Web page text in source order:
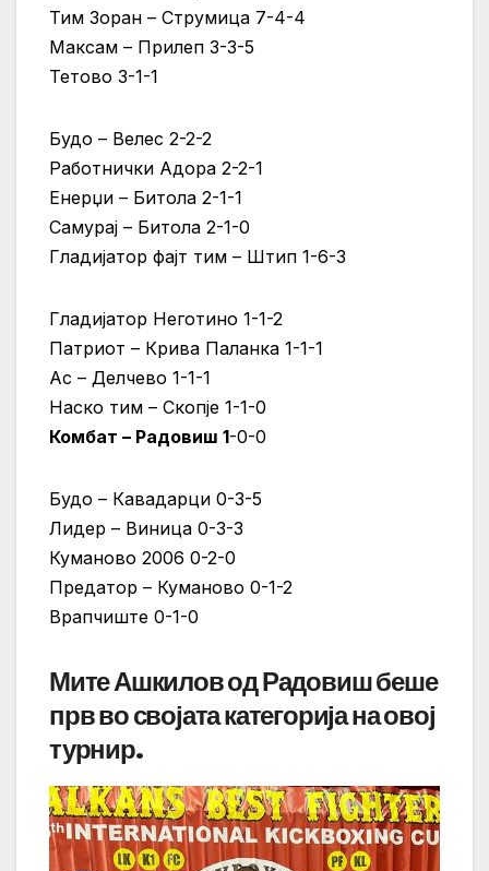
Тим Зоран – Струмица 7-4-4
Максам – Прилеп 3-3-5
Тетово 3-1-1
Будо – Велес 2-2-2
Работнички Адора 2-2-1
Енерџи – Битола 2-1-1
Самурај – Битола 2-1-0
Гладијатор фајт тим – Штип 1-6-3
Гладијатор Неготино 1-1-2
Патриот – Крива Паланка 1-1-1
Ас – Делчево 1-1-1
Наско тим – Скопје 1-1-0
Комбат – Радовиш 1-0-0
Будо – Кавадарци 0-3-5
Лидер – Виница 0-3-3
Куманово 2006 0-2-0
Предатор – Куманово 0-1-2
Врапчиште 0-1-0
Мите Ашкилов од Радовиш беше
прв во својата категорија на овој
турнир.